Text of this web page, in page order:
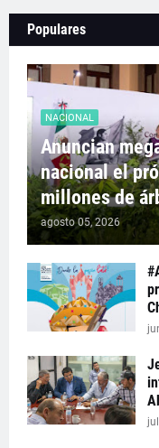
Populares
NACIONAL
Anuncian
nacional el
millones de
agosto 05, 2026